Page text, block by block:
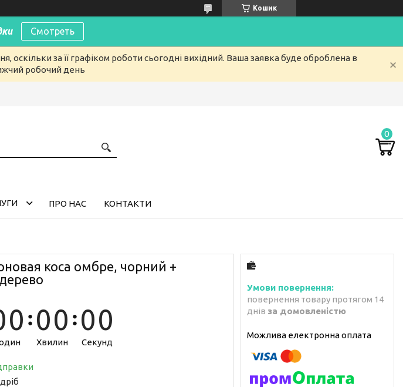
Кошик
Смотреть
за її графіком роботи сьогодні вихідний. Ваша заявка буде оброблена в
робочий день
ПРО НАС КОНТАКТИ
коса омбре, чорний +
0 00
Хвилин
00
Секунд
повернення товару протягом 14
днів за домовленістю